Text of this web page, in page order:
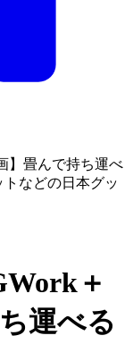
】畳んで持ち運べ
などの日本グッ
＋
運べる